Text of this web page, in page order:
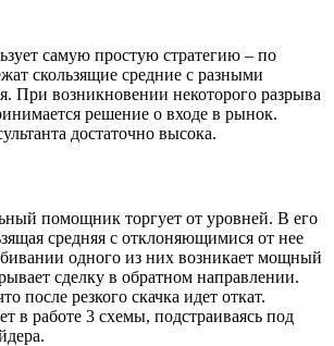
самую простую стратегию – по
скользящие средние с разными
При возникновении некоторого разрыва
решение о входе в рынок.
достаточно высока.
помощник торгует от уровней. В его
средняя с отклоняющимися от нее
одного из них возникает мощный
сделку в обратном направлении.
после резкого скачка идет откат.
в работе 3 схемы, подстраиваясь под